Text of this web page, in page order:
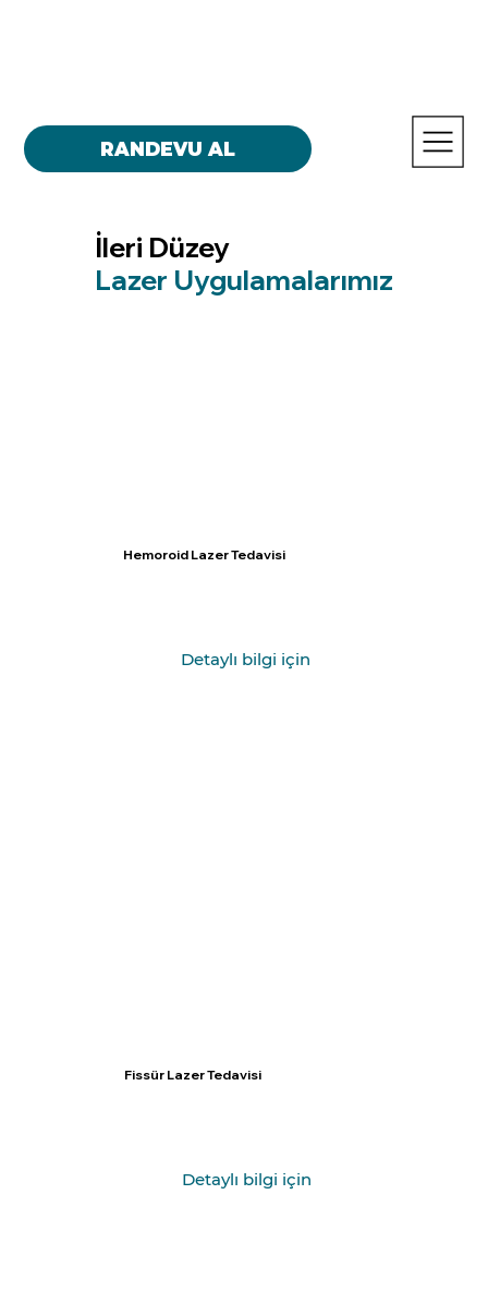
RANDEVU AL
İleri Düzey
Lazer Uygulamalarımız
Hemoroid Lazer Tedavisi
Detaylı bilgi için
Fissür Lazer Tedavisi
Detaylı bilgi için